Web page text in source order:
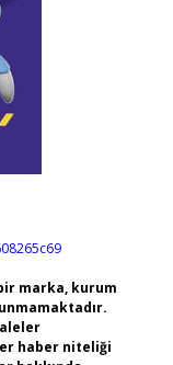
marka, kurum
haber niteliği